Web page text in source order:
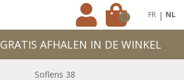
0 FR | NL
GRATIS AFHALEN IN DE WINKEL